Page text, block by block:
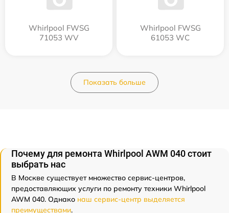
Whirlpool FWSG
71053 WV
Whirlpool FWSG
61053 WC
Показать больше
Почему для ремонта Whirlpool AWM 040 стоит
выбрать нас
В Москве существует множество сервис-центров,
предоставляющих услуги по ремонту техники Whirlpool
AWM 040. Однако наш сервис-центр выделяется
преимуществами.